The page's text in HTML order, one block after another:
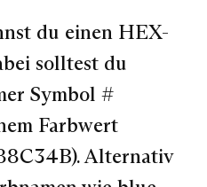
du einen HEX-
solltest du
Symbol #
Farbwert
Alternativ